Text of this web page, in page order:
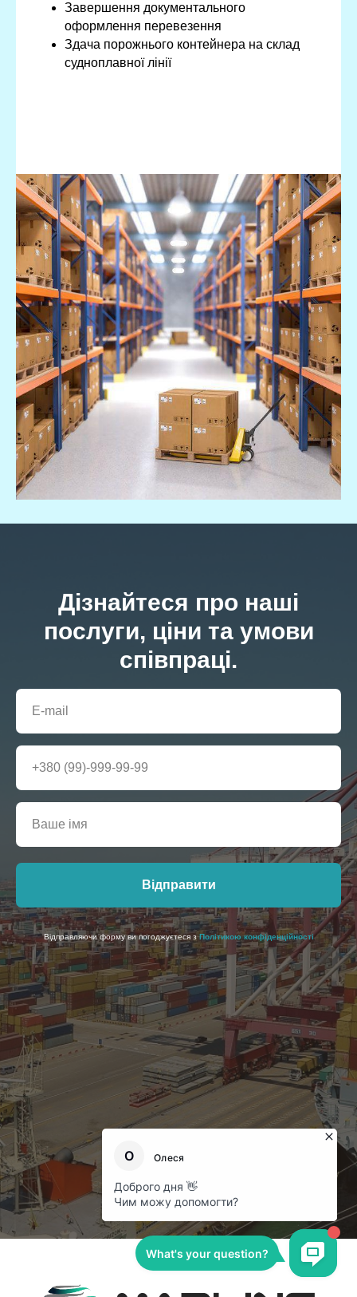
Завершення документального
оформлення перевезення
Здача порожнього контейнера на склад
судноплавної лінії
Дізнайтеся про наші
послуги, ціни та умови
співпраці.
Відправити
Відправляючи форму ви погоджуєтеся зПолітикою конфіденційності